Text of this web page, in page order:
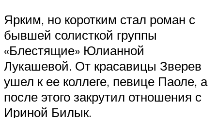
Ярким, но коротким стал роман с
бывшей солисткой группы
«Блестящие» Юлианной
Лукашевой. От красавицы Зверев
ушел к ее коллеге, певице Паоле, а
после этого закрутил отношения с
Ириной Билык.